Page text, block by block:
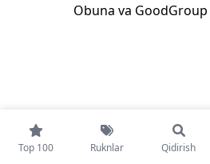
Top 100 Ruknlar Qidirish
Obuna va GoodGroup